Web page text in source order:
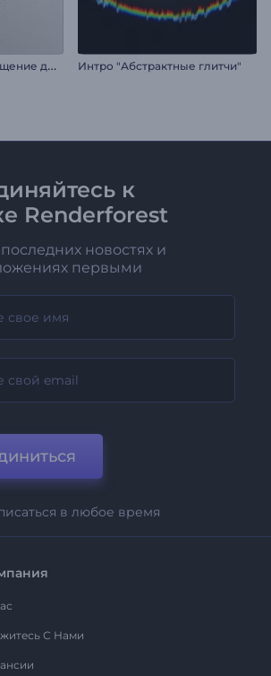
А
нимация лого: Вращение дыма Интро "Абстрактные глитчи"
к
Renderforest
новостях и
первыми
в любое время
С Нами